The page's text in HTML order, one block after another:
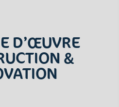
D’ŒUVRE
&